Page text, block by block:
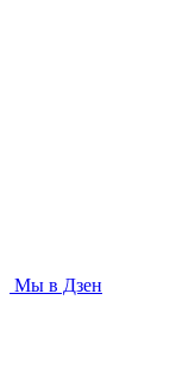
Мы в Дзен